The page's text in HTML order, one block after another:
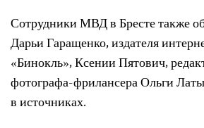
Сотрудники МВД в Бресте также
Дарьи Гаращенко, издателя
«Бинокль», Ксении Пятович,
фотографа-фрилансера Ольги
в источниках.